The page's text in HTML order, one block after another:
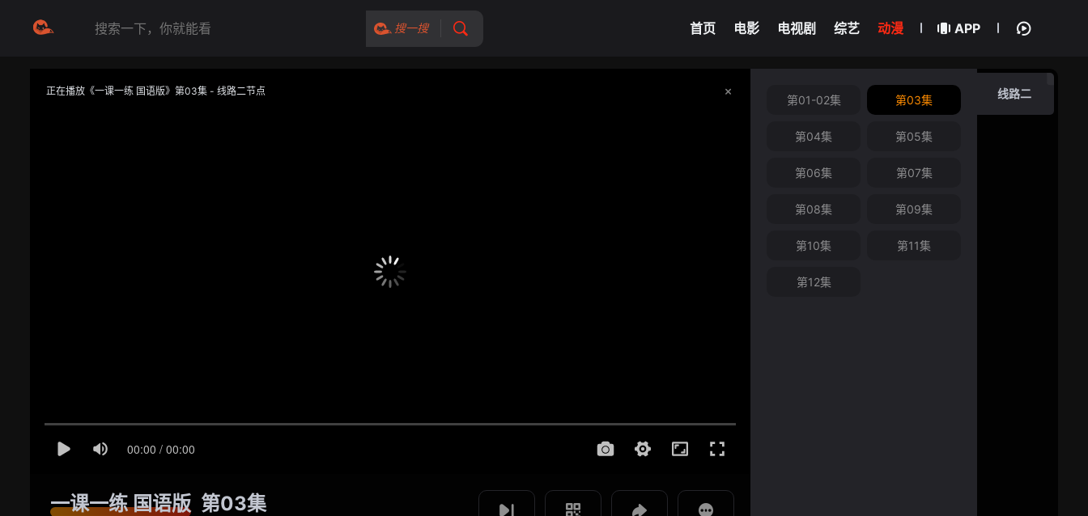
搜一搜 首页 电影 电视剧 综艺 动漫 APP
正在播放《一课一练 国语版》第03集 - 线路二节点
一课一练 国语版 第03集
如遇无法播放请提交给我们
线路二
第01-02集 第03集
第04集 第05集
第06集 第07集
第08集 第09集
第10集 第11集
第12集